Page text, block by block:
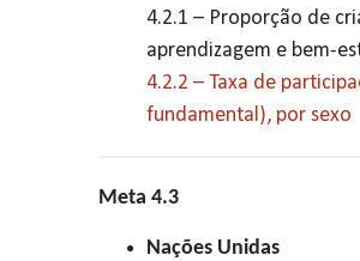
4.2.1 – Proporção de
aprendizagem e bem-
4.2.2 – Taxa de
fundamental), por sexo
Meta 4.3
Nações Unidas